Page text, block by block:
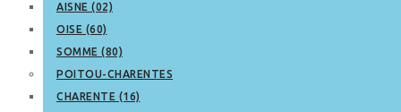
AISNE (02)
OISE (60)
SOMME (80)
POITOU-CHARENTES
CHARENTE (16)